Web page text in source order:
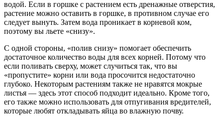
водой. Если в горшке с растением есть дренажные отверстия,
растение можно оставить в горшке, в противном случае его
следует вынуть. Затем вода проникает в корневой ком,
поэтому вы льете «снизу».
С одной стороны, «полив снизу» помогает обеспечить
достаточное количество воды для всех корней. Потому что
если поливать сверху, может случиться так, что вы
«пропустите» корни или вода просочится недостаточно
глубоко. Некоторым растениям также не нравятся мокрые
листья — здесь этот способ подходит идеально. Кроме того,
его также можно использовать для отпугивания вредителей,
которые любят откладывать яйца во влажную почву.